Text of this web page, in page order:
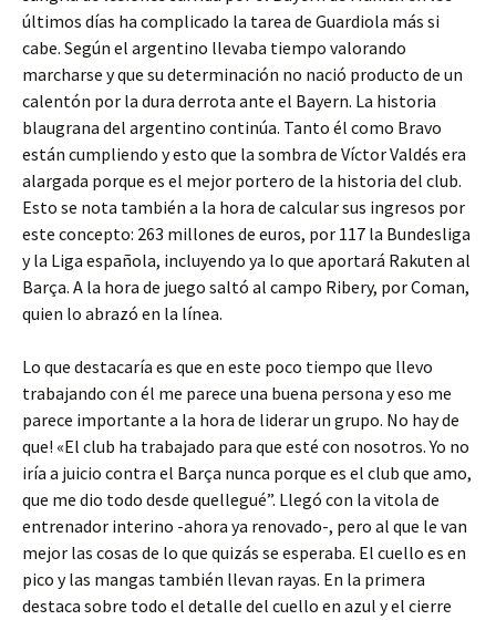
últimos días ha complicado la tarea de Guardiola más si
cabe. Según el argentino llevaba tiempo valorando
marcharse y que su determinación no nació producto de un
calentón por la dura derrota ante el Bayern. La historia
blaugrana del argentino continúa. Tanto él como Bravo
están cumpliendo y esto que la sombra de Víctor Valdés era
alargada porque es el mejor portero de la historia del club.
Esto se nota también a la hora de calcular sus ingresos por
este concepto: 263 millones de euros, por 117 la Bundesliga
y la Liga española, incluyendo ya lo que aportará Rakuten al
Barça. A la hora de juego saltó al campo Ribery, por Coman,
quien lo abrazó en la línea.
Lo que destacaría es que en este poco tiempo que llevo
trabajando con él me parece una buena persona y eso me
parece importante a la hora de liderar un grupo. No hay de
que! «El club ha trabajado para que esté con nosotros. Yo no
iría a juicio contra el Barça nunca porque es el club que amo,
que me dio todo desde quellegué”. Llegó con la vitola de
entrenador interino -ahora ya renovado-, pero al que le van
mejor las cosas de lo que quizás se esperaba. El cuello es en
pico y las mangas también llevan rayas. En la primera
destaca sobre todo el detalle del cuello en azul y el cierre